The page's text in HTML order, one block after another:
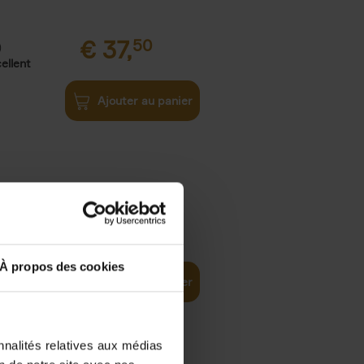
À propos des cookies
relatives aux médias
€ 37,50
Ajouter au panier
world 29,99
Ajouter au panier